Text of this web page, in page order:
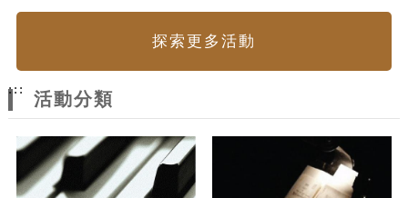
探索更多活動
:::
活動分類